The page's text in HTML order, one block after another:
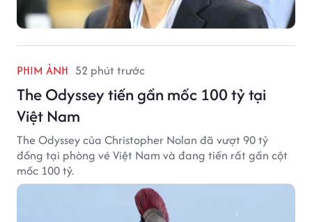
PHIM ẢNH 52 phút trước
The Odyssey tiến gần mốc 100 tỷ tại
Việt Nam
The Odyssey của Christopher Nolan đã vượt 90 tỷ
đồng tại phòng vé Việt Nam và đang tiến rất gần cột
mốc 100 tỷ.